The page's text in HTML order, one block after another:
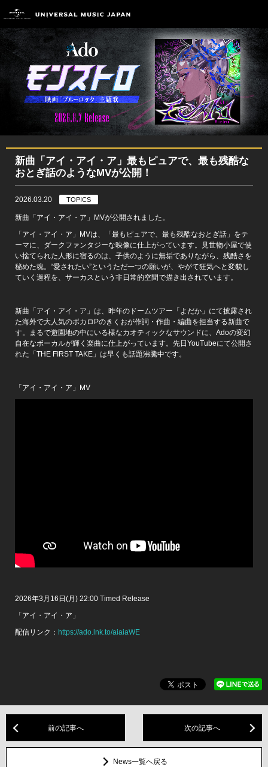
新曲「アイ・アイ・ア」最もピュアで、最も残酷な
おとぎ話のようなMVが公開！
2026.03.20 TOPICS
新曲「アイ・アイ・ア」MVが公開されました。
「アイ・アイ・ア」MVは、「最もピュアで、最も残酷なおとぎ話」をテ
ーマに、ダークファンタジーな映像に仕上がっています。見世物小屋で使
い捨てられた人形に宿るのは、子供のように無垢でありながら、残酷さを
秘めた魂。“愛されたい”というただ一つの願いが、やがて狂気へと変貌し
ていく過程を、サーカスという非日常的空間で描き出されています。
新曲「アイ・アイ・ア」は、昨年のドームツアー「よだか」にて披露され
た海外で大人気のボカロPのきくおが作詞・作曲・編曲を担当する新曲で
す。まるで遊園地の中にいる様なカオティックなサウンドに、Adoの変幻
自在なボーカルが輝く楽曲に仕上がっています。先日YouTubeにて公開さ
れた「THE FIRST TAKE」は早くも話題沸騰中です。
「アイ・アイ・ア」MV
2026年3月16日(月) 22:00 Timed Release
「アイ・アイ・ア」
配信リンク： https://ado.lnk.to/aiaiaWE
前の記事へ 次の記事へ
News一覧へ戻る